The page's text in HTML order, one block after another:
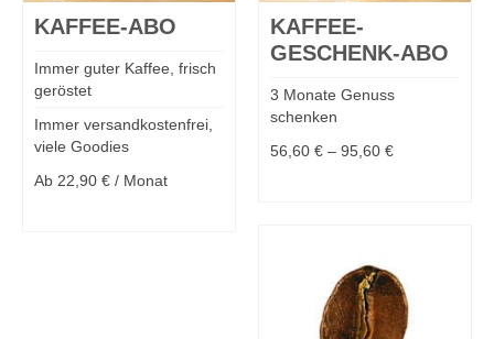
KAFFEE-ABO
Immer guter Kaffee, frisch
geröstet
Immer versandkostenfrei,
viele Goodies
Ab 22,90 € / Monat
KAFFEE-
GESCHENK-ABO
3 Monate Genuss
schenken
56,60 € – 95,60 €